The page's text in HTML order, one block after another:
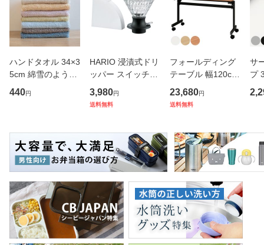
ハンドタオル 34×3
5cm 綿雪のような
タオル ベルベット
カラー （ タオル
ンカチ 洗面タオル
綿 コッ
440円
HARIO 浸漬式ドリ
ッパー スイッチ36
0 （ ハリオ コーヒ
ー ドリッパー ペー
応 おしゃれ シンプ
ル ハン
3,980円
送料無料
フォールディング
テーブル 幅120cm
奥行き45cm キャ
スター付き 折りた
ッキング 会議机 ミ
ーティング
23,680円
送料無料
サ
プ
フ
ス
マ
保